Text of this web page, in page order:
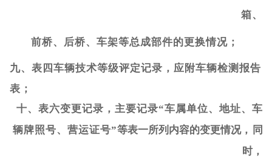
箱、
前桥、后桥、车架等总成部件的更换情况；
九、表四车辆技术等级评定记录，应附车辆检测 报告
表；
十、表六变更记录，主要记录“车属单位、地址、车
辆牌照号、营运证号”等表一所列内容的变更情况， 同
时，